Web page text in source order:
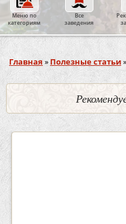
Меню по
категориям
Все
заведения
Вы здесь
Главная » Полезные статьи»